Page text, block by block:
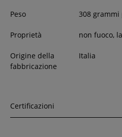
Peso 308
Proprietà non fuoco,
Origine della
fabbricazione
Italia
Certificazioni